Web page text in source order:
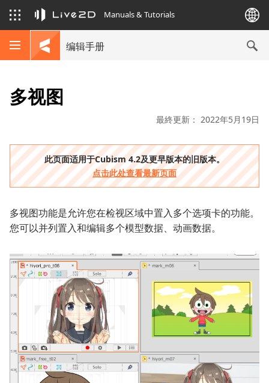
Manuals & Tutorials
编辑手册
多视图
最終更新： 2022年5月19日
此页面适用于Cubism 4.2及更早版本的旧版本。
点击此处查看最新页面
多视图功能是允许您在检视区域中置入多个选项卡的功能。
您可以并列置入和编辑多个模型数据、动画数据。